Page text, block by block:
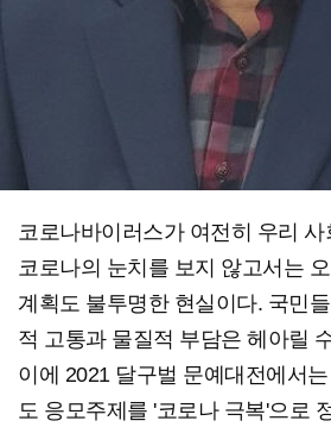
코로나바이러스가 여전히 우리
코로나의 눈치를 보지 않고서는
계획도 불투명한 현실이다. 국민
적 고통과 물질적 부담은 헤아릴
이에 2021 달구벌 문예대전에서
도 응모주제를 '코로나 극복'으로